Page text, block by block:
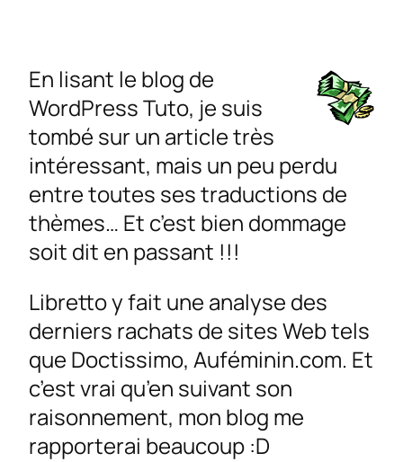
En lisant le blog de
WordPress Tuto, je suis
tombé sur un article très
intéressant, mais un peu perdu
entre toutes ses traductions de
thèmes… Et c’est bien dommage
soit dit en passant !!!
Libretto y fait une analyse des
derniers rachats de sites Web tels
que Doctissimo, Auféminin.com. Et
c’est vrai qu’en suivant son
raisonnement, mon blog me
rapporterai beaucoup :D